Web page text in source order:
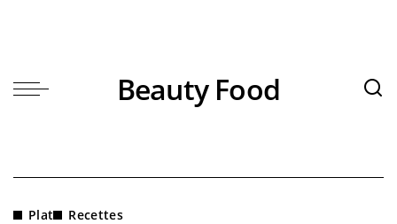
Beauty Food
Plat Recettes